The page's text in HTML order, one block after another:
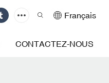
Français
CONTACTEZ-NOUS